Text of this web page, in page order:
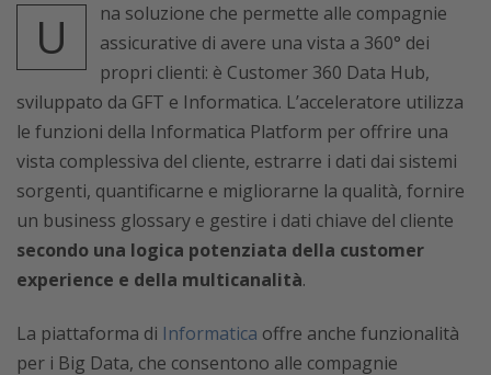
U
na soluzione che permette alle compagnie
assicurative di avere una vista a 360° dei
propri clienti: è Customer 360 Data Hub,
sviluppato da GFT e Informatica. L’acceleratore utilizza
le funzioni della Informatica Platform per offrire una
vista complessiva del cliente, estrarre i dati dai sistemi
sorgenti, quantificarne e migliorarne la qualità, fornire
un business glossary e gestire i dati chiave del cliente
secondo una logica potenziata della customer
experience e della multicanalità.
La piattaforma di Informatica offre anche funzionalità
per i Big Data, che consentono alle compagnie